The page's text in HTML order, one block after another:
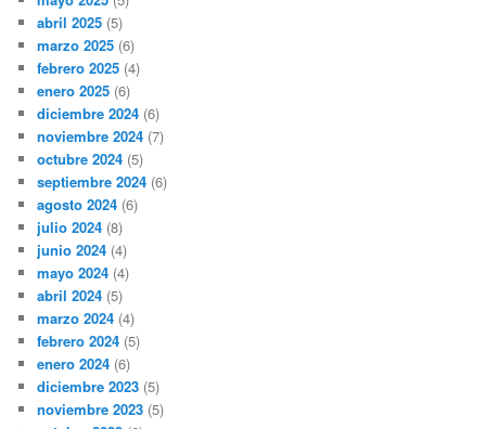
abril 2025 (5)
marzo 2025 (6)
febrero 2025 (4)
enero 2025 (6)
diciembre 2024 (6)
noviembre 2024 (7)
octubre 2024 (5)
septiembre 2024 (6)
agosto 2024 (6)
julio 2024 (8)
junio 2024 (4)
mayo 2024 (4)
abril 2024 (5)
marzo 2024 (4)
febrero 2024 (5)
enero 2024 (6)
diciembre 2023 (5)
noviembre 2023 (5)